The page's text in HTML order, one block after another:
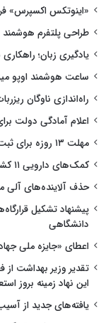
«اینوتکس اکسپرس»
طراحی پلتفرم
یادگیری زبان؛
ساعت هوشمند اوپو
راه‌اندازی ناوگان
اعلام آمادگی دولت
مهلت ۱۳ روزه برای ثبت اطلاعات کالاهای پزشکی
کمک‌های دارویی ۱۱ کشور به ایران در دوران جنگ
حذف آلاینده‌های آلی
پیشنهاد تشکیل
دانشگاهی
اعطای «جایزه ملی
تقدیر وزیر بهداشت
این نهاد زمینه بروز
یافته‌های جدید از